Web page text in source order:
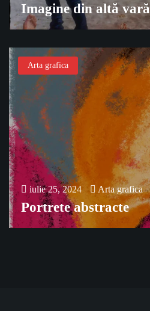
Imagine din altă vară
Arta grafica
iulie 25, 2024 Arta grafica
Portrete abstracte